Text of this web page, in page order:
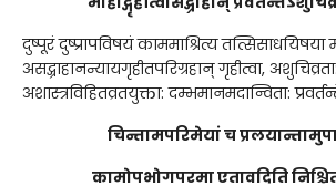
दुष्पूरं दुष्प्रापविषयं काममाश्रित्य तत्सिसाधयिषया
असद्ग्राहानन्यायगृहीतपरिग्रहान् गृहीत्वा, अशुचिव्रता:
अशास्त्रविहितव्रतयुक्ता: दम्भमानमदान्विता:
चिन्तामपरिमेयां च
कामोपभोगपरमा एतावदिति